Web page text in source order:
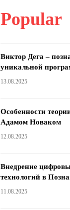
Popular
Виктор Дега –
уникальной
13.08.2025
Особенности
Адамом Новаком
12.08.2025
Внедрение
технологий в
11.08.2025